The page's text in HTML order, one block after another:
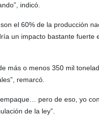
indicó.
el 60% de la producción
un impacto bastante fuerte
más o menos 350 mil
remarcó.
pero de eso, yo
de la ley”.